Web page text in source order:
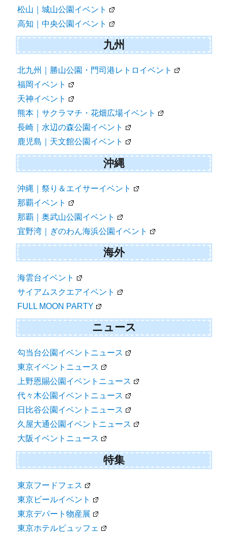
松山｜城山公園イベント
高知｜中央公園イベント
九州
北九州｜勝山公園・門司港レトロイベント
福岡イベント
天神イベント
熊本｜サクラマチ・花畑広場イベント
長崎｜水辺の森公園イベント
鹿児島｜天文館公園イベント
沖縄
沖縄｜祭り＆エイサーイベント
那覇イベント
那覇｜奥武山公園イベント
宜野湾｜ぎのわん海浜公園イベント
海外
海雲台イベント
サイアムスクエアイベント
FULL MOON PARTY
ニュース
勾当台公園イベントニュース
東京イベントニュース
上野恩賜公園イベントニュース
代々木公園イベントニュース
日比谷公園イベントニュース
久屋大通公園イベントニュース
大阪イベントニュース
特集
東京フードフェス
東京ビールイベント
東京デパート物産展
東京ホテルビュッフェ